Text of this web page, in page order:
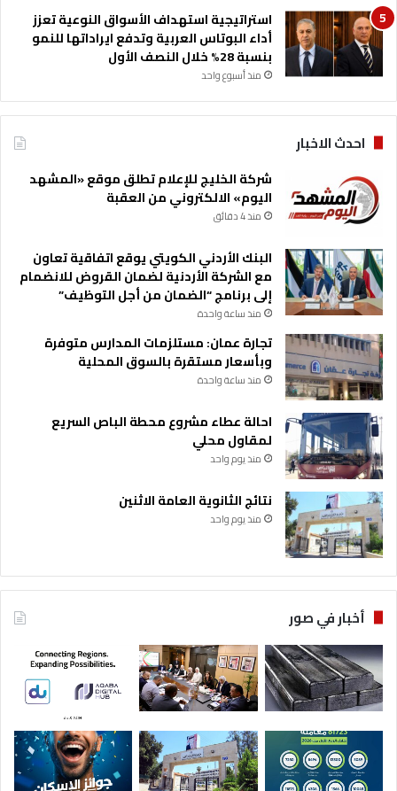
ل
ت
ع
ا
ن
و
ا
د
ر
ل
ش
ه
ر
آ
ذ
ا
استراتيجية استهداف الأسواق النوعية تعزز
أداء البوتاس العربية وتدفع ايراداتها للنمو
بنسبة 28% خلال النصف الأول
منذ أسبوع واحد
احدث الاخبار
شركة الخليج للإعلام تطلق موقع «المشهد
اليوم» الالكتروني من العقبة
منذ 4 دقائق
البنك الأردني الكويتي يوقع اتفاقية تعاون
مع الشركة الأردنية لضمان القروض للانضمام
إلى برنامج “الضمان من أجل التوظيف”
منذ ساعة واحدة
تجارة عمان: مستلزمات المدارس متوفرة
وبأسعار مستقرة بالسوق المحلية
منذ ساعة واحدة
احالة عطاء مشروع محطة الباص السريع
لمقاول محلي
منذ يوم واحد
نتائج الثانوية العامة الاثنين
منذ يوم واحد
أخبار في صور